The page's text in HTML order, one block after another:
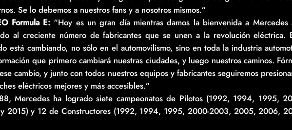
Se lo debemos a nuestros fans y a nosotros mismos.”
Formula E:“Hoy es un gran día mientras damos la bienvenida a Mercedes
al creciente número de fabricantes que se unen a la revolución eléctrica.
está cambiando, no sólo en el automovilismo, sino en toda la industria
que primero cambiará nuestras ciudades, y luego nuestros caminos.
cambio, y junto con todos nuestros equipos y fabricantes seguiremos
eléctricos mejores y más accesibles.”
Mercedes ha logrado siete campeonatos de Pilotos (1992, 1994, 1995,
y 12 de Constructores (1992, 1994, 1995, 2000-2003, 2005, 2006,